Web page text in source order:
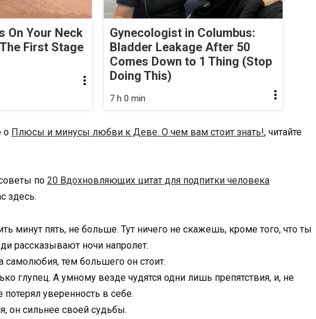
On Your Neck
First Stage
Gynecologist in Columbus:
Bladder Leakage After 50
Comes Down to 1 Thing (Stop
Doing This)
7 h 0 min
о Плюсы и минусы любви к Деве. О чем вам стоит знать!, читайте
по 20 Вдохновляющих цитат для подпитки человека
здесь.
минут пять, не больше. Тут ничего не скажешь, кроме того, что ты
рассказывают ночи напролет.
тем большего он стоит.
глупец. А умному везде чудятся одни лишь препятствия, и, не
потерял уверенность в себе.
он сильнее своей судьбы.